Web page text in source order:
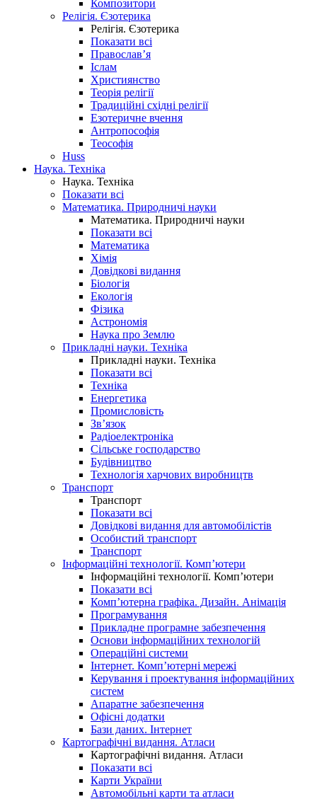
Композитори
Релігія. Єзотерика
Релігія. Єзотерика
Показати всі
Православ’я
Іслам
Християнство
Теорія релігії
Традиційні східні релігії
Езотеричне вчення
Антропософія
Теософія
Huss
Наука. Техніка
Наука. Техніка
Показати всі
Математика. Природничі науки
Математика. Природничі науки
Показати всі
Математика
Хімія
Довідкові видання
Біологія
Екологія
Фізика
Астрономія
Наука про Землю
Прикладні науки. Техніка
Прикладні науки. Техніка
Показати всі
Техніка
Енергетика
Промисловість
Зв’язок
Радіоелектроніка
Сільське господарство
Будівництво
Технологія харчових виробництв
Транспорт
Транспорт
Показати всі
Довідкові видання для автомобілістів
Особистий транспорт
Транспорт
Інформаційні технології. Комп’ютери
Інформаційні технології. Комп’ютери
Показати всі
Комп’ютерна графіка. Дизайн. Анімація
Програмування
Прикладне програмне забезпечення
Основи інформаційних технологій
Операційні системи
Інтернет. Комп’ютерні мережі
Керування і проектування інформаційних
систем
Апаратне забезпечення
Офісні додатки
Бази даних. Інтернет
Картографічні видання. Атласи
Картографічні видання. Атласи
Показати всі
Карти України
Автомобільні карти та атласи